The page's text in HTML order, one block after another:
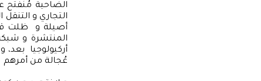
الضاحية مُنْفتح
التجاري و
أصيلة و ظلت
المنتشرة و
أركيولوجيا بعد،